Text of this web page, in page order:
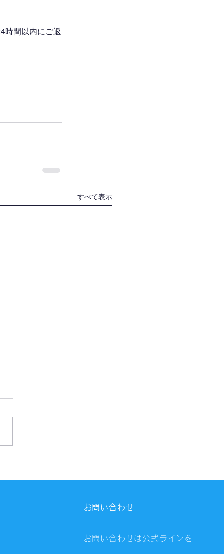
時間以内にご返
すべて表示
お問い合わせ
お問い合わせは公式ラインを